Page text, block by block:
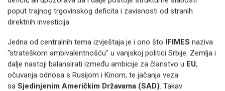
poput trajnog trgovinskog deficita i zavisnosti od stranih
direktnih investicija.
Jedna od centralnih tema izvještaja je i ono što IFIMES naziva
"strateškom ambivalentnošću" u vanjskoj politici Srbije. Zemlja i
dalje nastoji balansirati između ambicije za članstvo u EU,
očuvanja odnosa s Rusijom i Kinom, te jačanja veza
sa Sjedinjenim Američkim Državama (SAD). Takav